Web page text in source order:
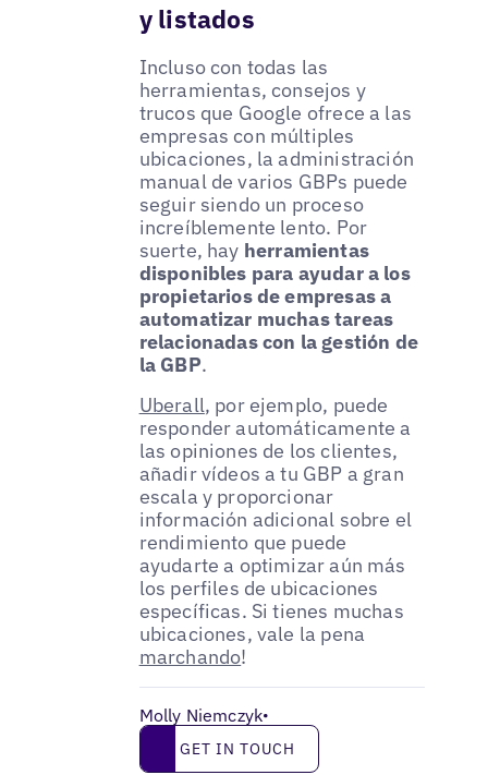
y listados
Incluso con todas las
herramientas, consejos y
trucos que Google ofrece a las
empresas con múltiples
ubicaciones, la administración
manual de varios GBPs puede
seguir siendo un proceso
increíblemente lento. Por
suerte, hay herramientas
disponibles para ayudar a los
propietarios de empresas a
automatizar muchas tareas
relacionadas con la gestión de
la GBP.
Uberall, por ejemplo, puede
responder automáticamente a
las opiniones de los clientes,
añadir vídeos a tu GBP a gran
escala y proporcionar
información adicional sobre el
rendimiento que puede
ayudarte a optimizar aún más
los perfiles de ubicaciones
específicas. Si tienes muchas
ubicaciones, vale la pena
marchando!
Molly Niemczyk•
Get in touch
GET IN TOUCH